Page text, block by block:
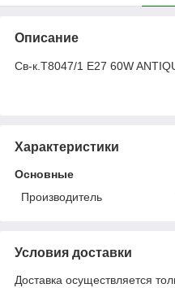
Описание
Св-к.T8047/1 E27 60W
Характеристики
Основные
Производитель
Условия доставки
Доставка осуществляется